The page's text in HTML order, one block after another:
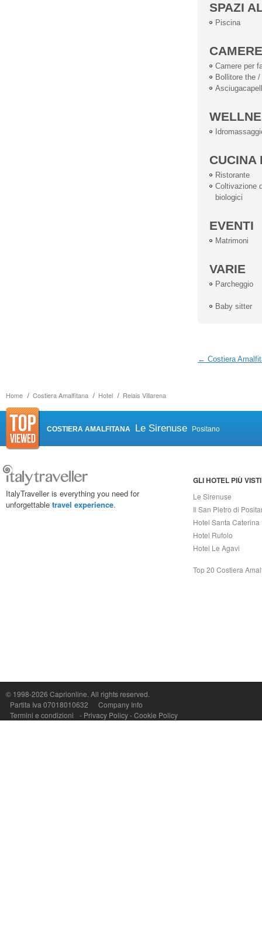
Home Costiera Amalfitana Hotel Relais Villarena
SPAZI
Piscina
CAMERE
Camere per
Bollitore the
CUCINA
Ristorante
Coltivazione
biologici
EVENTI
Matrimoni
VARIE
Parcheggio
Baby sitter
← Costiera
COSTIERA AMALFITANA Le Sirenuse Positano
ItalyTraveller is everything you need for
unforgettable travel experience.
GLI HOTEL PIÙ VISTI
Le Sirenuse
Il San Pietro di
Hotel Santa Caterina
Hotel Rufolo
Hotel Le Agavi
Top 20 Costiera
© 1998-2026 Caprionline. All rights reserved.
Partita Iva 07018010632
Company Info
Termini e condizioni
- Privacy Policy-Cookie Policy
Capri On Line Srl, Via Le Botteghe 10a - 80073 CAPRI (NA) Italy
P.Iva, C.F. e n.Reg.Imprese Napoli: 07018010632 - Rea n.557643